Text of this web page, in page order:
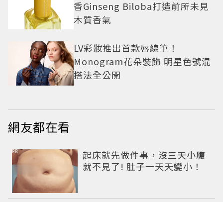
香Ginseng Biloba打造前所未見
木質香氣
LV彩妝推出首款唇線筆！
Monogram花朵裝飾 明星色號混
搭法全公開
網友都在看
起床就先做件事，沒三天小腹
就不見了! 肚子一天天變小！
PR